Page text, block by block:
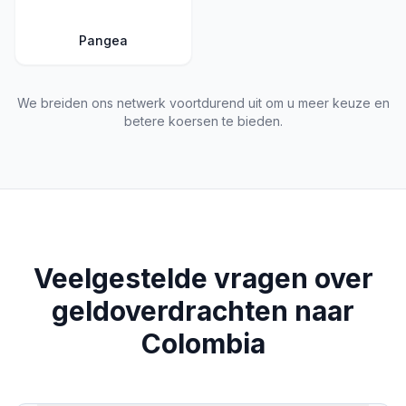
Pangea
We breiden ons netwerk voortdurend uit om u meer keuze en
betere koersen te bieden.
Veelgestelde vragen over
geldoverdrachten naar
Colombia